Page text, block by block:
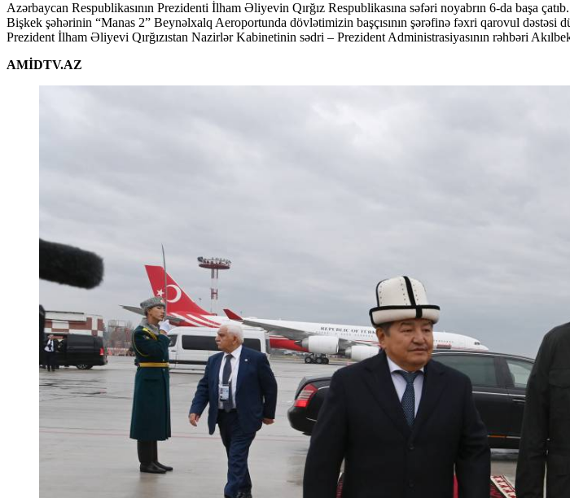
Azərbaycan Respublikasının Prezidenti İlham Əliyevin Qırğız Respublikasına səfəri noyabrın 6-da başa çatıb.
Bişkek şəhərinin “Manas 2” Beynəlxalq Aeroportunda dövlətimizin başçısının şərəfinə fəxri qarovul dəstəsi
Prezident İlham Əliyevi Qırğızıstan Nazirlər Kabinetinin sədri – Prezident Administrasiyasının rəhbəri
AMİDTV.AZ